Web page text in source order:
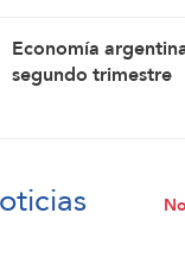
compromisos
Economía
segundo trimestre